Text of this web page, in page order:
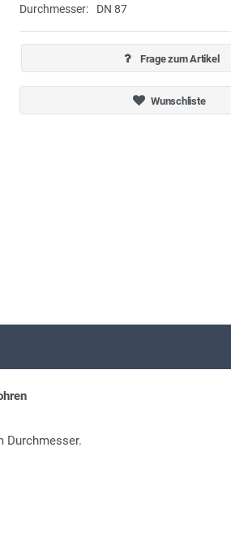
Durchmesser:
DN 87
Frage zum Artikel
Wunschliste
Durchmesser.